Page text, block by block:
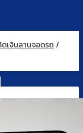
เงินลานจอดรถ /